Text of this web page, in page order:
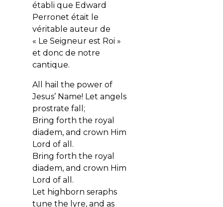
établi que Edward
Perronet était le
véritable auteur de
« Le Seigneur est Roi »
et donc de notre
cantique.
All hail the power of
Jesus’ Name! Let angels
prostrate fall;
Bring forth the royal
diadem, and crown Him
Lord of all.
Bring forth the royal
diadem, and crown Him
Lord of all.
Let highborn seraphs
tune the lyre, and as